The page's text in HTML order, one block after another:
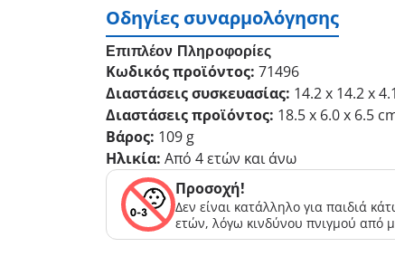
Οδηγίες συναρμολόγησης
Επιπλέον Πληροφορίες
Κωδικός προϊόντος: 71496
Διαστάσεις συσκευασίας: 14.2 x 14.2 x
Διαστάσεις προϊόντος: 18.5 x 6.0 x 6.5
Βάρος: 109 g
Ηλικία: Από 4 ετών και άνω
Προσοχή!
Δεν είναι κατάλληλο για παιδιά
ετών, λόγω κινδύνου πνιγμού από